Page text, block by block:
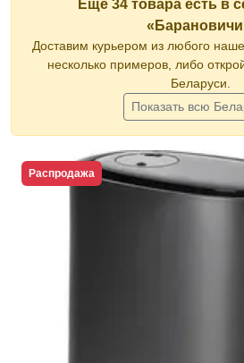
Ещё 34 товара есть в
Доставим курьером из любого
несколько примеров, либо
Беларуси.
Показать всю
Распродажа